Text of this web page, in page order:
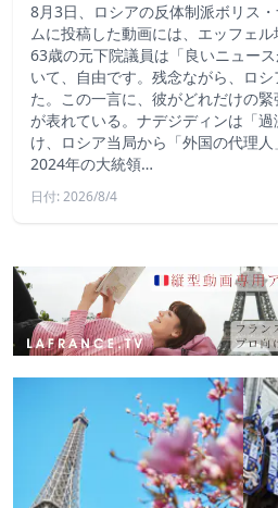
8月3日、ロシアの反体制派ボリス
ムに投稿した動画には、エッフェル
63歳の元下院議員は「良いニュー
いて、自由です。残念ながら、ロ
た。この一言に、彼がどれだけの
が表れている。ナデジディンは「
け、ロシア当局から「外国の代理人
2024年の大統領…
日付: 2026/8/4